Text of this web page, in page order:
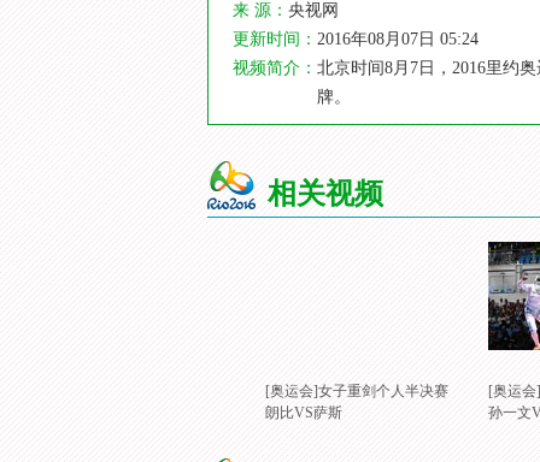
来 源： 央视网
更新时间： 2016年08月07日 05:24
视频简介： 北京时间8月7日，2016里约
牌。
相关视频
[奥运会]女子重剑个人半决赛
朗比VS萨斯
[奥运
孙一文